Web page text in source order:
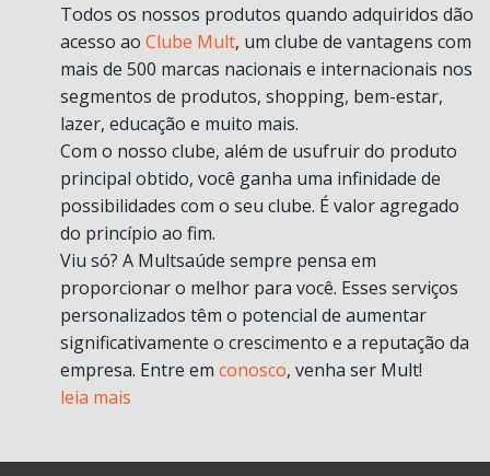
Todos os nossos produtos quando adquiridos dão
acesso ao Clube Mult, um clube de vantagens com
mais de 500 marcas nacionais e internacionais nos
segmentos de produtos, shopping, bem-estar,
lazer, educação e muito mais.
Com o nosso clube, além de usufruir do produto
principal obtido, você ganha uma infinidade de
possibilidades com o seu clube. É valor agregado
do princípio ao fim.
Viu só? A Multsaúde sempre pensa em
proporcionar o melhor para você. Esses serviços
personalizados têm o potencial de aumentar
significativamente o crescimento e a reputação da
empresa. Entre em conosco, venha ser Mult!
leia mais